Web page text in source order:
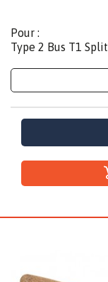
Pour :
Type 2 Bus T1 Split